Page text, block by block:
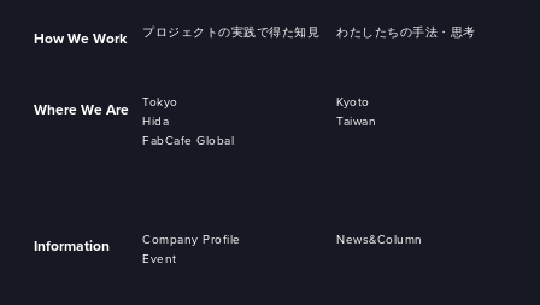
How We Work プロジェクトの実践で得た知見 わたしたちの手法・思考
Where We Are Tokyo
Kyoto
Hida
Taiwan
FabCafe Global
Information Company Profile
News&Column
Event